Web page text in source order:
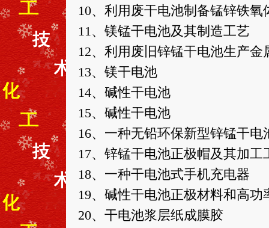
10、利用废干电池制备锰锌铁
11、镁锰干电池及其制造工艺
12、利用废旧锌锰干电池生产金
13、镁干电池
14、碱性干电池
15、碱性干电池
16、一种无铅环保新型锌锰干电
17、锌锰干电池正极帽及其加工
18、一种干电池式手机充电器
19、碱性干电池正极材料和高
20、干电池浆层纸成膜胶